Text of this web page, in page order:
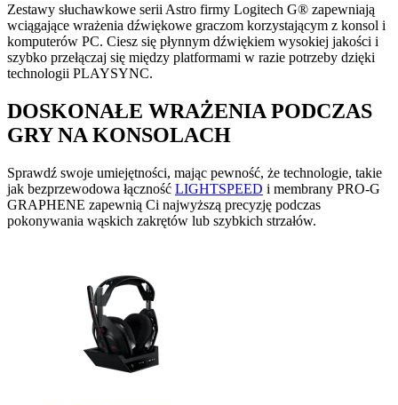
Zestawy słuchawkowe serii Astro firmy Logitech G® zapewniają
wciągające wrażenia dźwiękowe graczom korzystającym z konsol i
komputerów PC. Ciesz się płynnym dźwiękiem wysokiej jakości i
szybko przełączaj się między platformami w razie potrzeby dzięki
technologii PLAYSYNC.
DOSKONAŁE WRAŻENIA PODCZAS
GRY NA KONSOLACH
Sprawdź swoje umiejętności, mając pewność, że technologie, takie
jak bezprzewodowa łączność LIGHTSPEED i membrany PRO-G
GRAPHENE zapewnią Ci najwyższą precyzję podczas
pokonywania wąskich zakrętów lub szybkich strzałów.